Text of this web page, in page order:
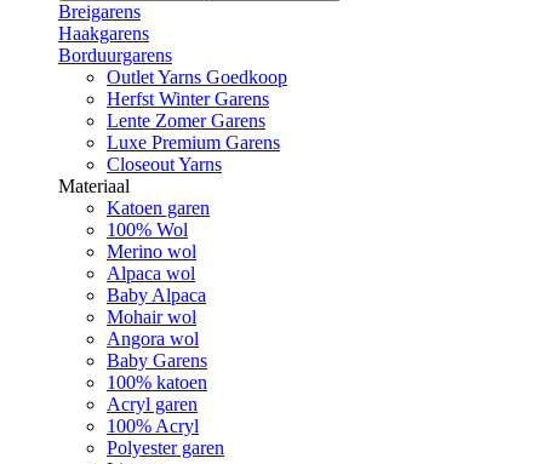
Breigarens
Haakgarens
Borduurgarens
Outlet Yarns Goedkoop
Herfst Winter Garens
Lente Zomer Garens
Luxe Premium Garens
Closeout Yarns
Materiaal
Katoen garen
100% Wol
Merino wol
Alpaca wol
Baby Alpaca
Mohair wol
Angora wol
Baby Garens
100% katoen
Acryl garen
100% Acryl
Polyester garen